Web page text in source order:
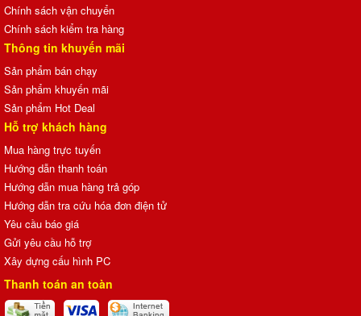
Chính sách vận chuyển
Chính sách kiểm tra hàng
Thông tin khuyến mãi
Sản phẩm bán chạy
Sản phẩm khuyến mãi
Sản phẩm Hot Deal
Hỗ trợ khách hàng
Mua hàng trực tuyến
Hướng dẫn thanh toán
Hướng dẫn mua hàng trả góp
Hướng dẫn tra cứu hóa đơn điện tử
Yêu cầu báo giá
Gửi yêu cầu hỗ trợ
Xây dựng cấu hình PC
Thanh toán an toàn